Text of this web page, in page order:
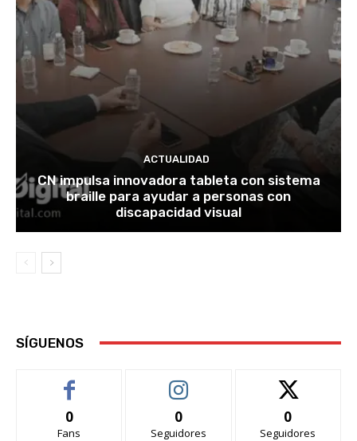
ACTUALIDAD
CN impulsa innovadora tableta con sistema
braille para ayudar a personas con
discapacidad visual
SÍGUENOS
0
Fans
0
Seguidores
0
Seguidores